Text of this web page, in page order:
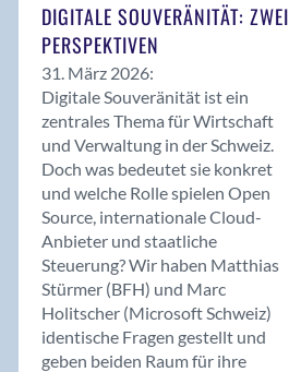
DIGITALE SOUVERÄNITÄT: ZWEI
PERSPEKTIVEN
31. März 2026:
Digitale Souveränität ist ein
zentrales Thema für Wirtschaft
und Verwaltung in der Schweiz.
Doch was bedeutet sie konkret
und welche Rolle spielen Open
Source, internationale Cloud-
Anbieter und staatliche
Steuerung? Wir haben Matthias
Stürmer (BFH) und Marc
Holitscher (Microsoft Schweiz)
identische Fragen gestellt und
geben beiden Raum für ihre